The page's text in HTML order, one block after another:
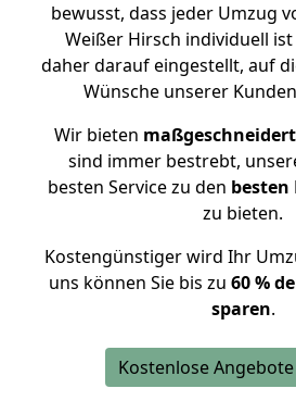
bewusst, dass jeder Umzug
Weißer Hirsch individuell
daher darauf eingestellt, auf
Wünsche unserer
Wir bieten
sind immer bestrebt,
besten Service zu den besten
zu bieten.
Kostengünstiger wird Ihr
uns können Sie bis zu 60 %
sparen.
Kostenlose